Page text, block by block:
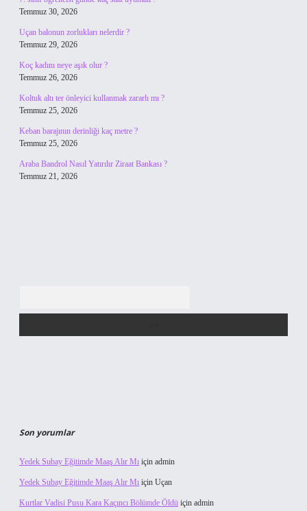
Temmuz 30, 2026
Uçan balonun zorlukları nelerdir ?
Temmuz 29, 2026
Koç kadını neye aşık olur ?
Temmuz 26, 2026
Koltuk altı ter önleyici kullanmak zararlı mı ?
Temmuz 25, 2026
Keban barajının derinliği kaç metre ?
Temmuz 25, 2026
Araba Bandrol Nasıl Yatırılır Ziraat Bankası ?
Temmuz 21, 2026
Son yorumlar
Yedek Subay Eğitimde Maaş Alır Mı için admin
Yedek Subay Eğitimde Maaş Alır Mı için Uçan
Kurtlar Vadisi Pusu Kara Kaçıncı Bölümde Öldü için admin